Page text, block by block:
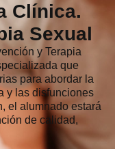
Clínica.
Sexual
y Terapia
que
para abordar la
y las disfunciones
el alumnado estará
de calidad,